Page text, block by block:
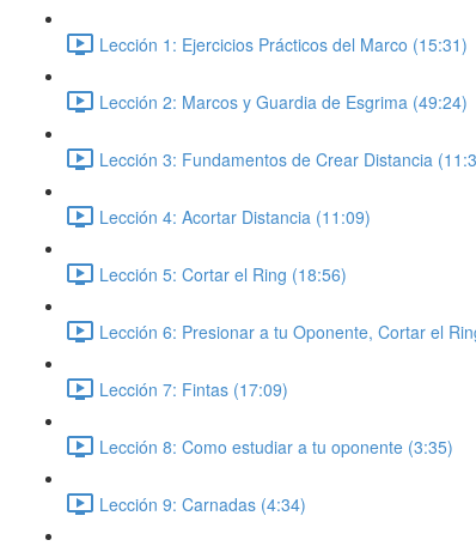
Lección 1: Ejercicios Prácticos del Marco (15:31)
Lección 2: Marcos y Guardia de Esgrima (49:24)
Lección 3: Fundamentos de Crear Distancia
Lección 4: Acortar Distancia (11:09)
Lección 5: Cortar el Ring (18:56)
Lección 6: Presionar a tu Oponente, Cortar el
Lección 7: Fintas (17:09)
Lección 8: Como estudiar a tu oponente (3:35)
Lección 9: Carnadas (4:34)